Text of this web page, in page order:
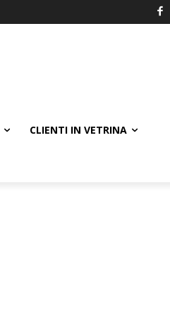
CLIENTI IN VETRINA